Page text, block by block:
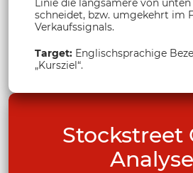
Linie die langsamere von
schneidet, bzw. umgekehrt im
Verkaufssignals.
Target: Englischsprachige
„Kursziel“.
Stockstreet